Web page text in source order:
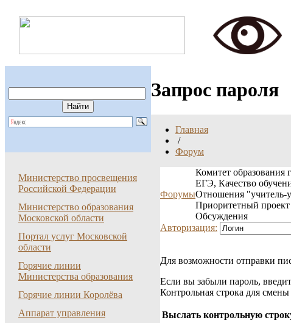
Запрос пароля
Главная
/
Форум
Министерство просвещения
Российской Федерации
Министерство образования
Московской области
Портал услуг Московской
области
Горячие линии
Министерства образования
Горячие линии Королёва
Аппарат управления
Форумы
Комитет образования
ЕГЭ, Качество
Отношения "учитель-
Приоритетный
Обсуждения
Авторизация:
Для возможности отправки
Если вы забыли пароль,
Контрольная строка для
Выслать контрольную